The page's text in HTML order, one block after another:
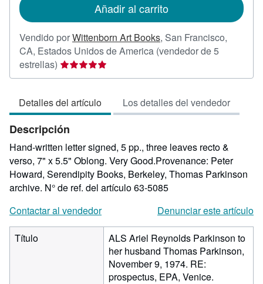
envío
Añadir al carrito
Vendido porWittenborn Art Books, San Francisco,
CA, Estados Unidos de America (vendedor de 5
estrellas) Calificación
del
5
de
5
estrellas
Detalles del artículo Los detalles del vendedor
Descripción
Hand-written letter signed, 5 pp., three leaves recto &
verso, 7" x 5.5" Oblong. Very Good.Provenance: Peter
Howard, Serendipity Books, Berkeley, Thomas Parkinson
archive. N° de ref. del artículo 63-5085
Contactar al vendedor
Denunciar este artículo
Título
ALS Ariel Reynolds Parkinson to
her husband Thomas Parkinson,
November 9, 1974. RE:
prospectus, EPA, Venice.